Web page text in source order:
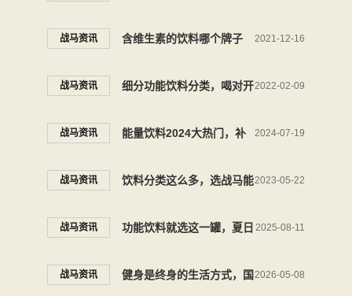
街舞爆款赛事盘点——战马
战马资讯 含维生素的饮料哪个牌子
好，战马饮料，一马当先，
2021-12-16
战马资讯 细分功能饮料分类，喝对开
挂的战马能量型维生素饮料
2022-02-09
战马资讯 能量饮料2024大热门，补
充能量还是首选战马
2024-07-19
战马资讯 饮料分类这么多，选战马能
量饮料，助力激情时刻
2023-05-22
战马资讯 功能饮料就选这一罐，夏日
音乐现场随时补充能量
2025-08-11
战马资讯 健身是终身的生活方式，国2026-05-08